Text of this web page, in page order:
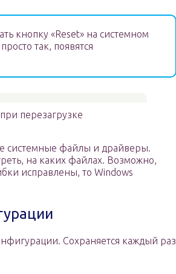
кнопку «Reset» на системном
так, появятся
перезагрузке
системные файлы и драйверы.
на каких файлах. Возможно,
исправлены, то Windows
Сохраняется каждый раз